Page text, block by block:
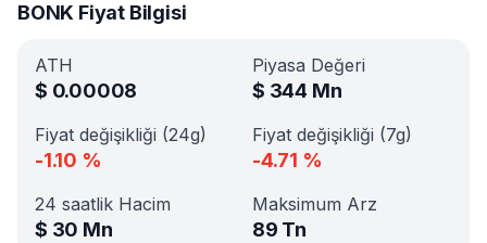
BONK Fiyat Bilgisi
ATH
$ 0.00008
Piyasa Değeri
$ 344 Mn
Fiyat değişikliği (24g)
-1.10 %
Fiyat değişikliği (7g)
-4.71 %
24 saatlik Hacim
$ 30 Mn
Maksimum Arz
89 Tn